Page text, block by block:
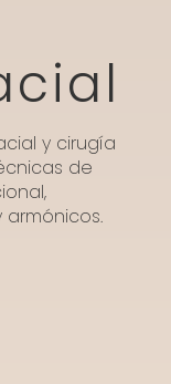
y cirugía
de